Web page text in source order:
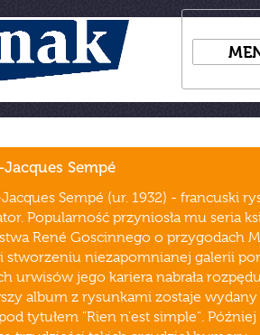
Sempé
Sempé (ur. 1932) - francuski
Popularność przyniosła mu seria
René Goscinnego o przygodach
stworzeniu niezapomnianej galerii
urwisów jego kariera nabrała
album z rysunkami zostaje wydany
tytułem "Rien n'est simple". Później